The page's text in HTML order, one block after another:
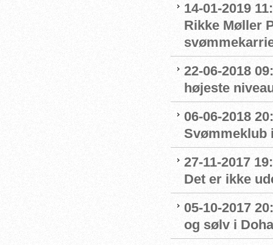
14-01-2019
Rikke Møller
22-06-2018
højeste
06-06-2018
Svømmeklub
27-11-2017
Det er ikke
05-10-2017
og sølv i Doha